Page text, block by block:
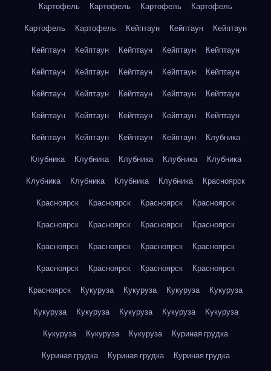
Картофель
Картофель Картофель
Картофель
Картофель
Картофель Кейптаун Кейптаун
Кейптаун
Кейптаун
Кейптаун Кейптаун Кейптаун
Кейптаун
Кейптаун
Кейптаун Кейптаун Кейптаун
Кейптаун
Кейптаун
Кейптаун Кейптаун Кейптаун
Кейптаун
Кейптаун
Кейптаун Кейптаун Кейптаун
Кейптаун
Кейптаун
Кейптаун Кейптаун Кейптаун
Клубника
Клубника
Клубника Клубника Клубника
Клубника
Клубника
Клубника Клубника Клубника
Красноярск
Красноярск
Красноярск Красноярск
Красноярск
Красноярск
Красноярск Красноярск
Красноярск
Красноярск
Красноярск Красноярск
Красноярск
Красноярск
Красноярск Красноярск
Красноярск
Красноярск
Кукуруза Кукуруза Кукуруза
Кукуруза
Кукуруза
Кукуруза Кукуруза Кукуруза
Кукуруза
Кукуруза
Кукуруза Кукуруза
Куриная грудка
Куриная грудка
Куриная грудка
Куриная грудка